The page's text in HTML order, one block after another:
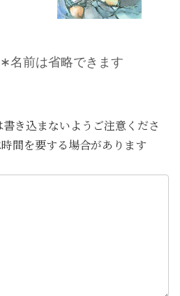
∗名前は省略できます
き込まないようご注意くださ
間を要する場合があります